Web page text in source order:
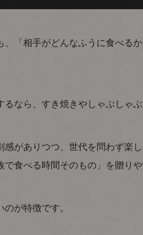
「相手がどんなふうに食べる
なら、すき焼きやしゃぶしゃぶ
がありつつ、世代を問わず楽
食べる時間そのもの」を贈りや
が特徴です。